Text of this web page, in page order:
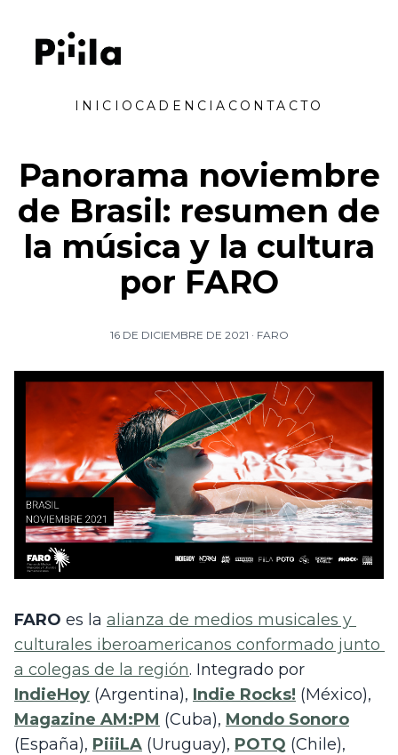
INICIO CADENCIA CONTACTO
Panorama noviembre
de Brasil: resumen de
la música y la cultura
por FARO
16 DE DICIEMBRE DE 2021 · FARO
FARO es la alianza de medios musicales y
culturales iberoamericanos conformado junto
a colegas de la región
IndieHoy (Argentina), Indie Rocks!
Magazine AM:PM (Cuba), Mondo Sonoro
(España), PiiiLA (Uruguay), POTQ